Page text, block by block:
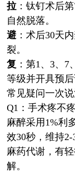
拉 ：钛钉术后
自然脱落。
避 ：术后30天
裂。
复 ：第1、3、
等级并开具预后
常见疑问一次
Q1：手术疼不
麻醉采用1%利
效30秒，维持
麻药代谢，有
解。